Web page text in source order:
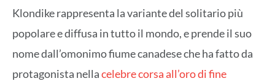
Klondike rappresenta la variante del solitario più
popolare e diffusa in tutto il mondo, e prende il suo
nome dall’omonimo fiume canadese che ha fatto da
protagonista nellacelebre corsa all’oro di fine